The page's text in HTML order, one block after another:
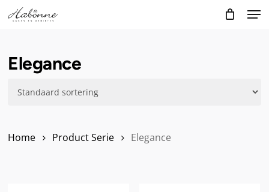
Skip
to
Elegance
Home Product Serie Elegance